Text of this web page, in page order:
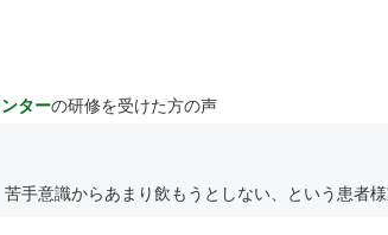
ターの研修を受けた方の声
手意識からあまり飲もうとしない、という患者